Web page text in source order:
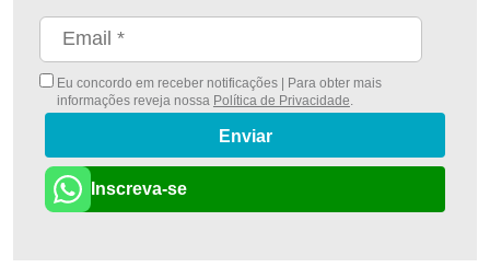
Eu concordo em receber notificações | Para obter mais
informações reveja nossa Política de Privacidade
Enviar
Inscreva-se